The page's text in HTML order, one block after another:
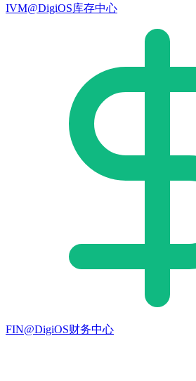
IVM@DigiOS库存中心
FIN@DigiOS财务中心